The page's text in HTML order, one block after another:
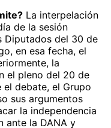
La interpelación
de la sesión
Diputados del 30 de
en esa fecha, el
la
el pleno del 20 de
debate, el Grupo
sus argumentos
la independencia
ante la DANA y